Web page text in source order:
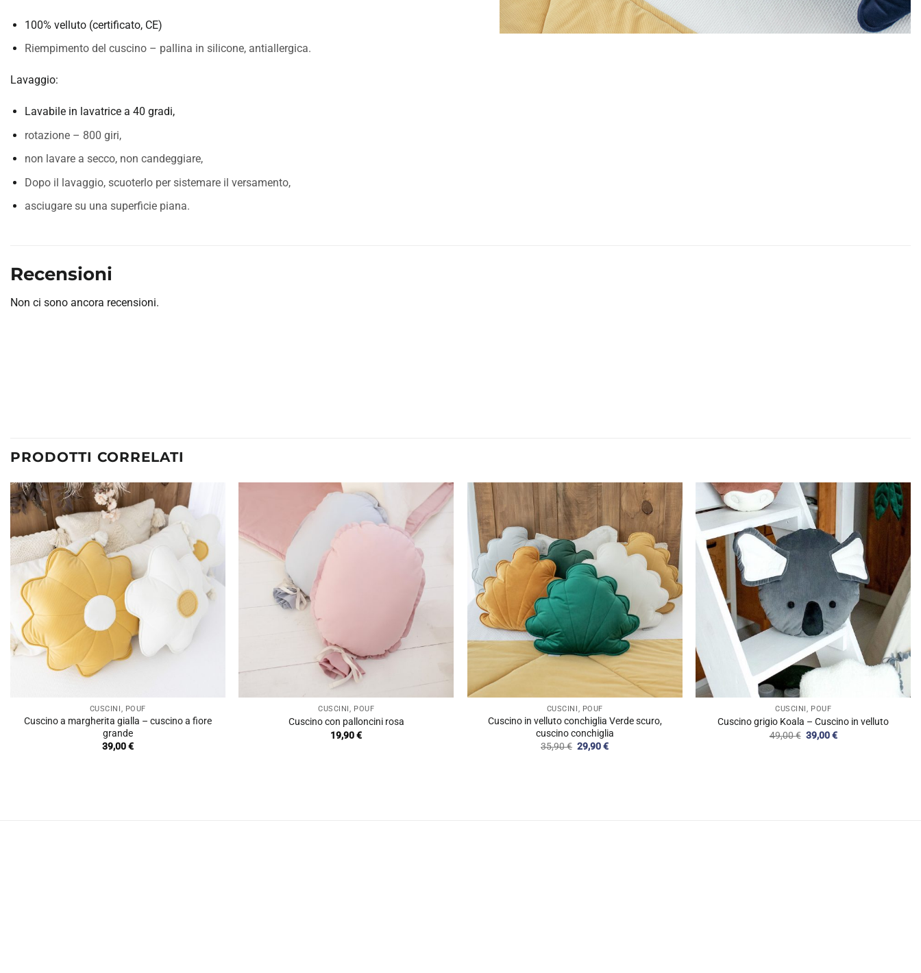
100% velluto (certificato, CE)
Riempimento del cuscino – pallina in silicone, antiallergica.
Lavaggio:
Lavabile in lavatrice a 40 gradi,
rotazione – 800 giri,
non lavare a secco, non candeggiare,
Dopo il lavaggio, scuoterlo per sistemare il versamento,
asciugare su una superficie piana.
Recensioni
Non ci sono ancora recensioni.
PRODOTTI CORRELATI
CUSCINI, POUF
Cuscino a margherita gialla – cuscino a fiore
grande
39,00€
CUSCINI, POUF
Cuscino con palloncini rosa
19,90€
CUSCINI, POUF
Cuscino in velluto conchiglia Verde scuro,
cuscino conchiglia
35,90€ Il
29,90€Il
CUSCINI, POUF
Cuscino grigio Koala – Cuscino in velluto
49,00€ Il
39,00€Il